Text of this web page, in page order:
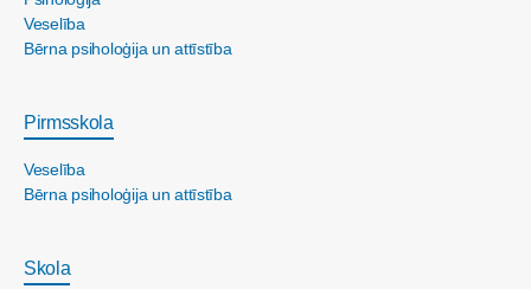
Veselība
Bērna psiholoģija un attīstība
Pirmsskola
Veselība
Bērna psiholoģija un attīstība
Skola